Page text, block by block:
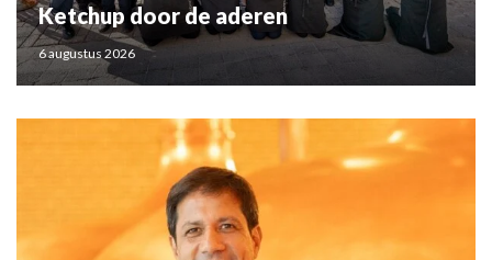
Ketchup door de aderen
6 augustus 2026